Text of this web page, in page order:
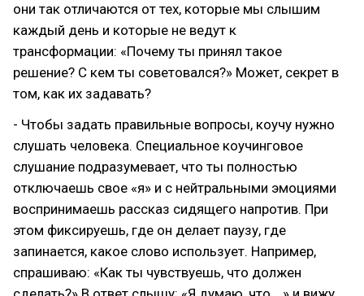
они так отличаются от тех, которые мы слышим
каждый день и которые не ведут к
трансформации: «Почему ты принял такое
решение? С кем ты советовался?» Может, секрет в
том, как их задавать?
- Чтобы задать правильные вопросы, коучу нужно
слушать человека. Специальное коучинговое
слушание подразумевает, что ты полностью
отключаешь свое «я» и с нейтральными эмоциями
воспринимаешь рассказ сидящего напротив. При
этом фиксируешь, где он делает паузу, где
запинается, какое слово использует. Например,
спрашиваю: «Как ты чувствуешь, что должен